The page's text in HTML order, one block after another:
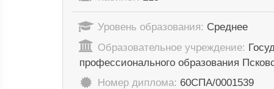
Уровень образования: Среднее
Образовательное учреждение:
профессионального образования
Номер диплома: 60СПА/0001539